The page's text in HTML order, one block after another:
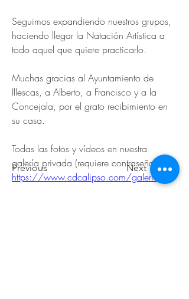
Previous Next
Seguimos expandiendo nuestros grupos,
haciendo llegar la Natación Artística a
todo aquel que quiere practicarlo.
Muchas gracias al Ayuntamiento de
Illescas, a Alberto, a Francisco y a la
Concejala, por el grato recibimiento en
su casa.
Todas las fotos y vídeos en nuestra
galería privada (requiere contraseña):
https://www.cdcalipso.com/galeria